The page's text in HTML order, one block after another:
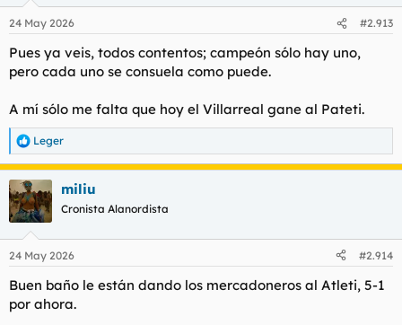
e
:
24 May 2026 #2.913
Pues ya veis, todos contentos; campeón sólo hay uno,
pero cada uno se consuela como puede.
A mí sólo me falta que hoy el Villarreal gane al Pateti.
R
e
a
c
c
i
e
:
Leger
miliu
Cronista Alanordista
24 May 2026 #2.914
Buen baño le están dando los mercadoneros al Atleti, 5-1
por ahora.